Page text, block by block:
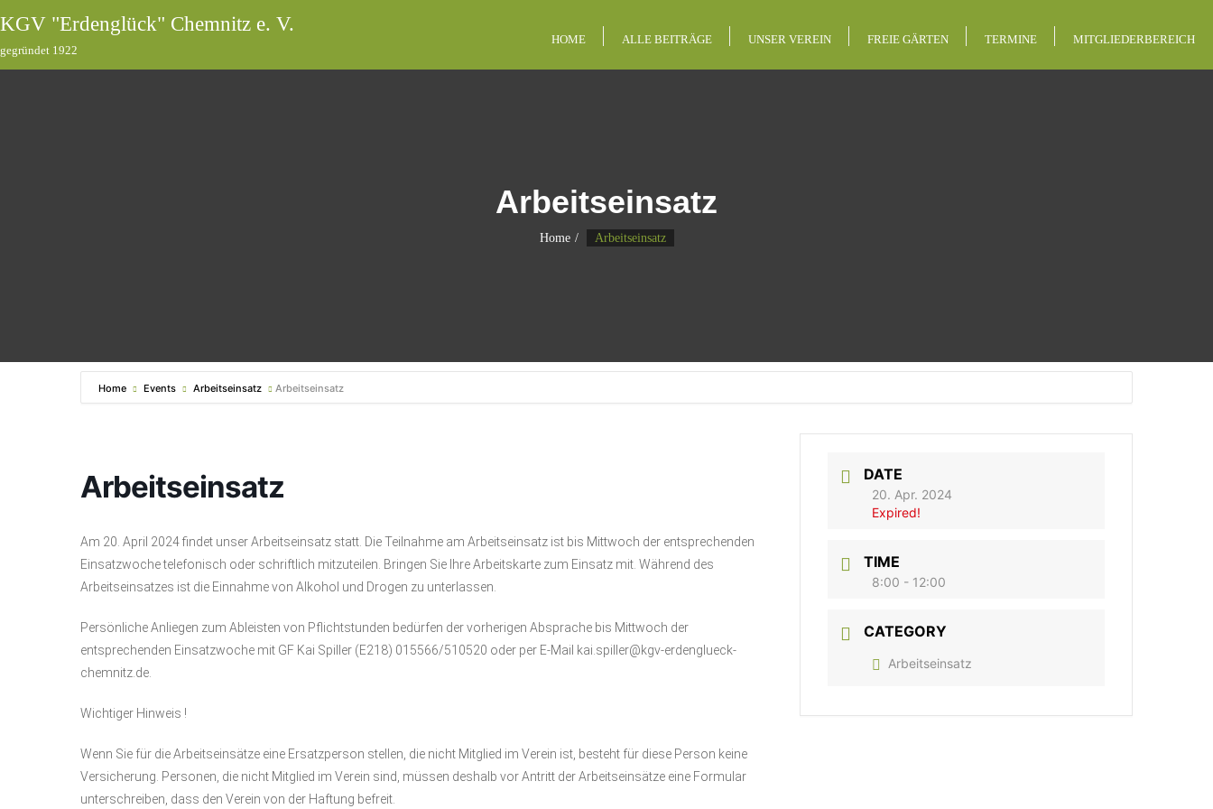
KGV "Erdenglück" Chemnitz e. V.
gegründet 1922
HOME ALLE BEITRÄGE UNSER VEREIN FREIE GÄRTEN TERMINE MITGLIEDERBEREICH
Arbeitseinsatz
Home Arbeitseinsatz
Home Events Arbeitseinsatz Arbeitseinsatz
Arbeitseinsatz
Am 20. April 2024 findet unser Arbeitseinsatz statt. Die Teilnahme am Arbeitseinsatz ist bis Mittwoch der entsprechenden
Einsatzwoche telefonisch oder schriftlich mitzuteilen. Bringen Sie Ihre Arbeitskarte zum Einsatz mit. Während des
Arbeitseinsatzes ist die Einnahme von Alkohol und Drogen zu unterlassen.
Persönliche Anliegen zum Ableisten von Pflichtstunden bedürfen der vorherigen Absprache bis Mittwoch der
entsprechenden Einsatzwoche mit GF Kai Spiller (E218) 015566/510520 oder per E-Mail kai.spiller@kgv-erdenglueck-
chemnitz.de.
Wichtiger Hinweis !
Wenn Sie für die Arbeitseinsätze eine Ersatzperson stellen, die nicht Mitglied im Verein ist, besteht für diese Person keine
Versicherung. Personen, die nicht Mitglied im Verein sind, müssen deshalb vor Antritt der Arbeitseinsätze eine Formular
unterschreiben, dass den Verein von der Haftung befreit.
DATE
20. Apr. 2024
Expired!
TIME
8:00 - 12:00
CATEGORY
Arbeitseinsatz